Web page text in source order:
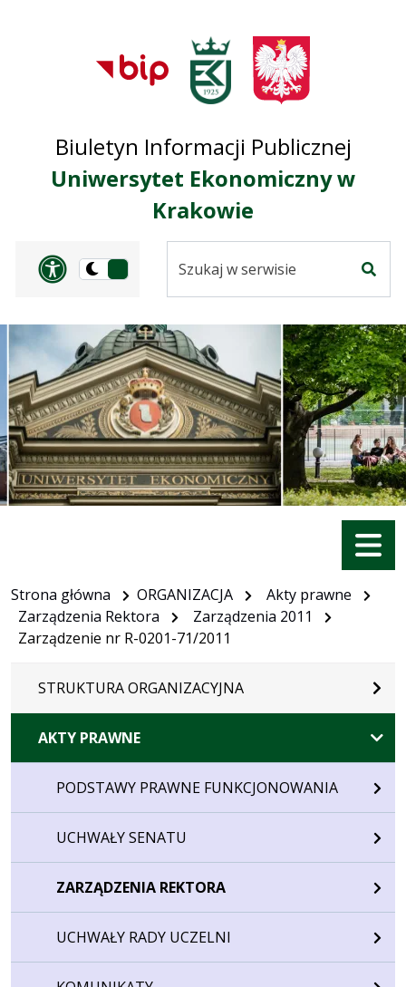
Przejdź do
głównego menu
Przejdź do treści
Przejdź do mapy
serwisu
Biuletyn Informacji Publicznej
Uniwersytet Ekonomiczny w
Krakowie
Panel dostosowania
Przełącz
ciemną
serwisie
Menu
Strona główna ORGANIZACJA
Akty prawne
Zarządzenia Rektora
Zarządzenia 2011
Zarządzenie nr R-0201-71/2011
STRUKTURA ORGANIZACYJNA
AKTY PRAWNE
PODSTAWY PRAWNE FUNKCJONOWANIA
UCHWAŁY SENATU
ZARZĄDZENIA REKTORA
UCHWAŁY RADY UCZELNI